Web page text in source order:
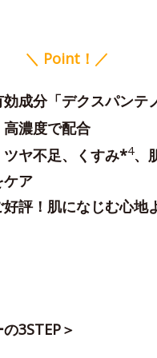
＼ Point！／
成分「デクスパンテ
高濃度で配合
ツヤ不足、くすみ*4、
ケア
好評！肌になじむ心地
3STEP＞